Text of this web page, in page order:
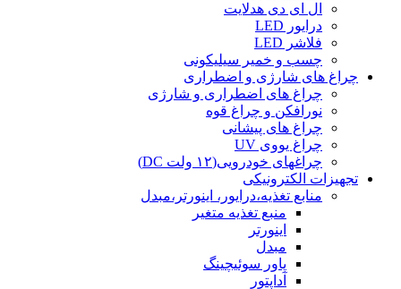
ال ای دی هدلایت
درایور LED
فلاشر LED
چسب و خمیر سیلیکونی
چراغ های شارژی و اضطراری
چراغ های اضطراری و شارژی
نورافکن و چراغ قوه
چراغ های پیشانی
چراغ یووی UV
چراغهای خودرویی(۱۲ ولت DC)
تجهیزات الکترونیکی
منابع تغذیه،درایور، اینورتر،مبدل
منبع تغذیه متغیر
اینورتر
مبدل
پاور سوئیچینگ
آداپتور